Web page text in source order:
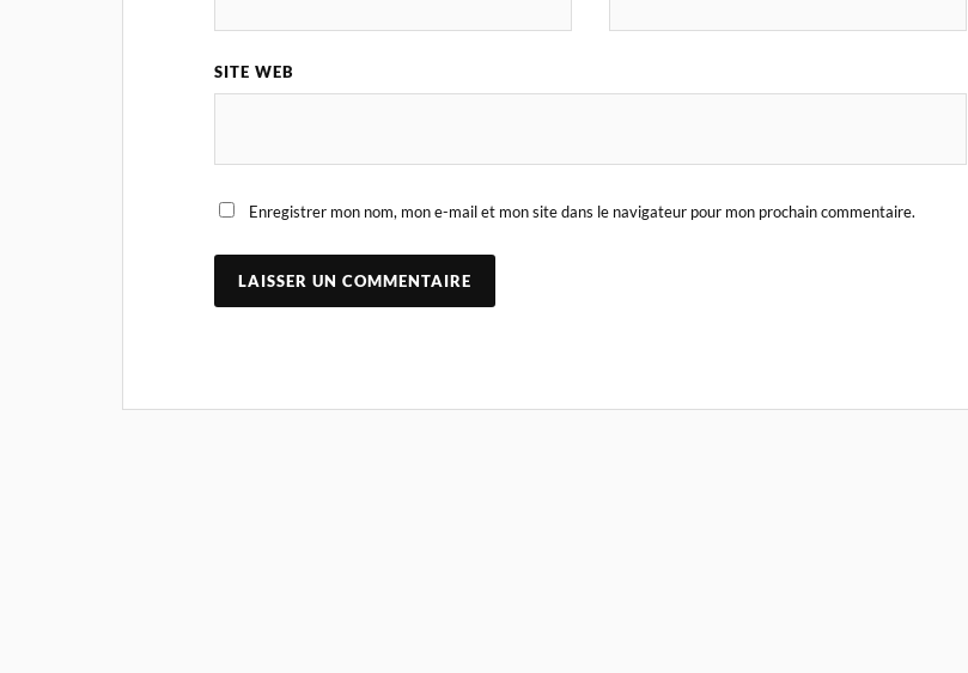
SITE WEB
Enregistrer mon nom, mon e-mail et mon site dans le navigateur pour mon prochain commentaire.